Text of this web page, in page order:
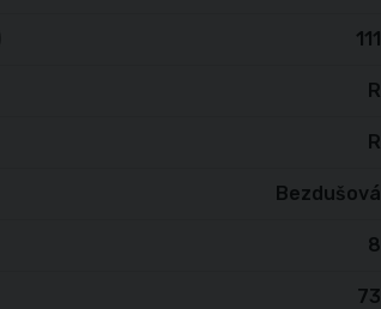
111
R
R
Bezdušová
8
73